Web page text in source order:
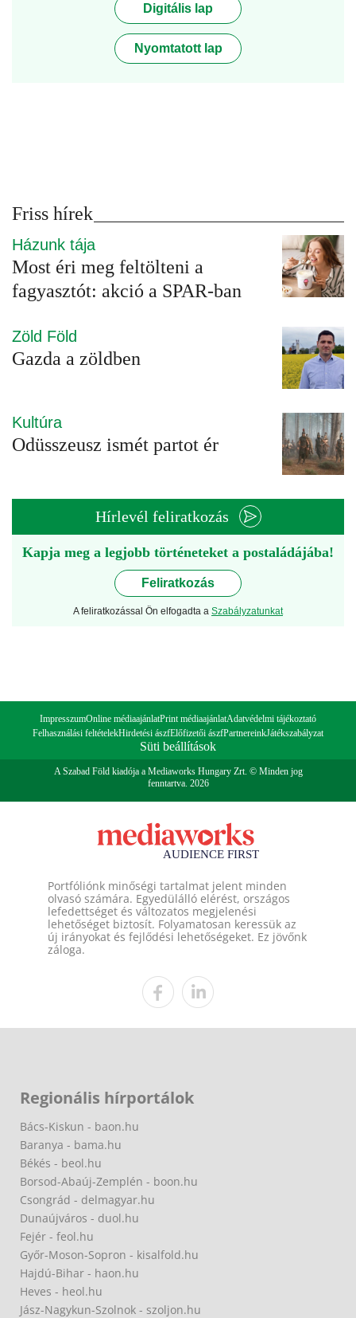
Digitális lap
Nyomtatott lap
Friss hírek
Házunk tája
Most éri meg feltölteni a
fagyasztót: akció a SPAR-ban
Zöld Föld
Gazda a zöldben
Kultúra
Odüsszeusz ismét partot ér
Hírlevél feliratkozás
Kapja meg a legjobb történeteket a postaládájába!
Feliratkozás
A feliratkozással Ön elfogadta a Szabályzatunkat
ImpresszumOnline médiaajánlatPrint médiaajánlatAdatvédelmi tájékoztató
Felhasználási feltételekHirdetési ászfElőfizetői ászfPartnereinkJátékszabályzat
Süti beállítások
A Szabad Föld kiadója a Mediaworks Hungary Zrt. © Minden jog
fenntartva. 2026
Portfóliónk minőségi tartalmat jelent minden
olvasó számára. Egyedülálló elérést, országos
lefedettséget és változatos megjelenési
lehetőséget biztosít. Folyamatosan keressük az
új irányokat és fejlődési lehetőségeket. Ez jövőnk
záloga.
Regionális hírportálok
Bács-Kiskun - baon.hu
Baranya - bama.hu
Békés - beol.hu
Borsod-Abaúj-Zemplén - boon.hu
Csongrád - delmagyar.hu
Dunaújváros - duol.hu
Fejér - feol.hu
Győr-Moson-Sopron - kisalfold.hu
Hajdú-Bihar - haon.hu
Heves - heol.hu
Jász-Nagykun-Szolnok - szoljon.hu